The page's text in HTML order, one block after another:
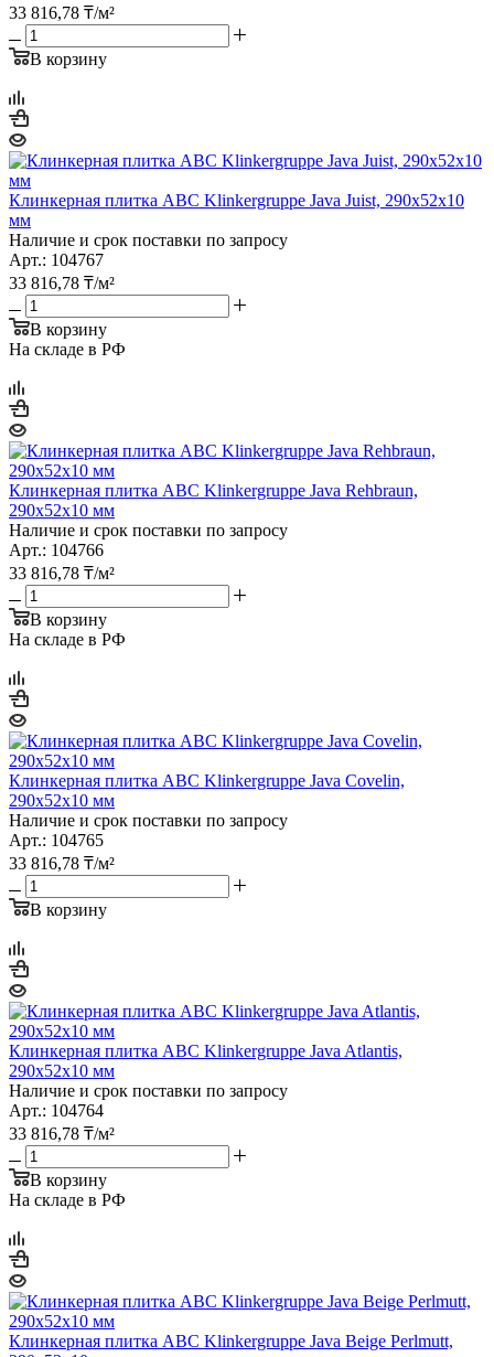
33 816,78 ₸/м²
В корзину
Клинкерная плитка ABC Klinkergruppe Java Juist, 290х52х10
мм
Наличие и срок поставки по запросу
Арт.: 104767
33 816,78 ₸/м²
В корзину
На складе в РФ
Клинкерная плитка ABC Klinkergruppe Java Rehbraun,
290х52х10 мм
Наличие и срок поставки по запросу
Арт.: 104766
33 816,78 ₸/м²
В корзину
На складе в РФ
Клинкерная плитка ABC Klinkergruppe Java Covelin,
290х52х10 мм
Наличие и срок поставки по запросу
Арт.: 104765
33 816,78 ₸/м²
В корзину
Клинкерная плитка ABC Klinkergruppe Java Atlantis,
290х52х10 мм
Наличие и срок поставки по запросу
Арт.: 104764
33 816,78 ₸/м²
В корзину
На складе в РФ
Клинкерная плитка ABC Klinkergruppe Java Beige Perlmutt,